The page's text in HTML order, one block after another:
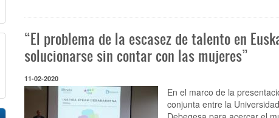
vasco,
y
Confebask
ponen
los
avances
“El problema de la escasez de talento en
solucionarse sin contar con las mujeres”
11-02-2020
En el marco de la
conjunta entre la